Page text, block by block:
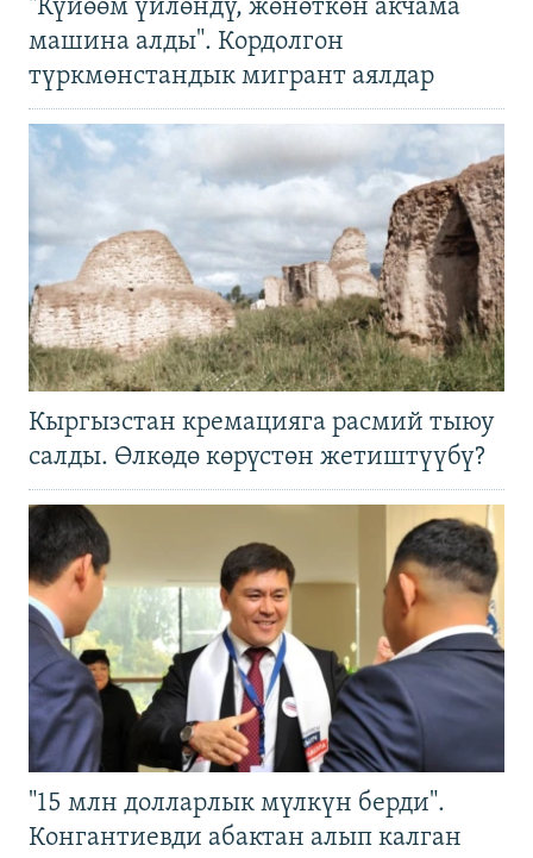
"Күйөөм үйлөндү, жөнөткөн акчама
машина алды". Кордолгон
түркмөнстандык мигрант аялдар
Кыргызстан кремацияга расмий тыюу
салды. Өлкөдө көрүстөн жетиштүүбү?
"15 млн долларлык мүлкүн берди".
Конгантиевди абактан алып калган